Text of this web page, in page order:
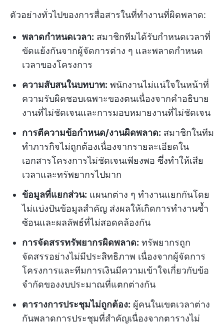
ตัวอย่างทั่วไปของการสื่อสารในที่ทำงานที่ผิดพลาด:
พลาดกำหนดเวลา: สมาชิกทีมได้รับกำหนดเวลาที่
ขัดแย้งกันจากผู้จัดการต่าง ๆ และพลาดกำหนด
เวลาของโครงการ
ความสับสนในบทบาท: พนักงานไม่แน่ใจในหน้าที่
ความรับผิดชอบเฉพาะของตนเนื่องจากคำอธิบาย
งานที่ไม่ชัดเจนและการมอบหมายงานที่ไม่ชัดเจน
การตีความข้อกำหนด/งานผิดพลาด: สมาชิกในทีม
ทำภารกิจไม่ถูกต้องเนื่องจากรายละเอียดใน
เอกสารโครงการไม่ชัดเจนเพียงพอ ซึ่งทำให้เสีย
เวลาและทรัพยากรไปมาก
ข้อมูลที่แยกส่วน: แผนกต่าง ๆ ทำงานแยกกันโดย
ไม่แบ่งปันข้อมูลสำคัญ ส่งผลให้เกิดการทำงานซ้ำ
ซ้อนและผลลัพธ์ที่ไม่สอดคล้องกัน
การจัดสรรทรัพยากรผิดพลาด: ทรัพยากรถูก
จัดสรรอย่างไม่มีประสิทธิภาพ เนื่องจากผู้จัดการ
โครงการและทีมการเงินมีความเข้าใจเกี่ยวกับข้อ
จำกัดของงบประมาณที่แตกต่างกัน
ตารางการประชุมไม่ถูกต้อง: ผู้คนในเขตเวลาต่าง
กันพลาดการประชุมที่สำคัญเนื่องจากตารางไม่